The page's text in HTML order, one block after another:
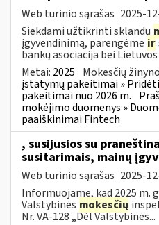
Web turinio sąrašas 2025-
Siekdami užtikrinti sklandų
įgyvendinimą, parengėme ir
bankų asociacija bei
Metai: 2025 Mokesčių
įstatymų pakeitimai »
pakeitimai nuo 2026 m.
mokėjimo duomenys »
paaiškinimai Fintech
, susijusios su
susitarimais, mainų
Web turinio sąrašas 2025-
Informuojame, kad 2025 m.
Valstybinės mokesčių
Nr. VA-128 „Dėl Valstybinės...